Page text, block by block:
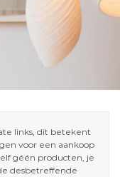
links, dit betekent
voor een aankoop
géén producten, je
desbetreffende